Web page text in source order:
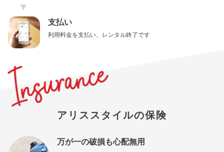
▼
支払い
利用料金を支払い、レンタル終了です
アリススタイルの保険
万が一の破損も心配無用